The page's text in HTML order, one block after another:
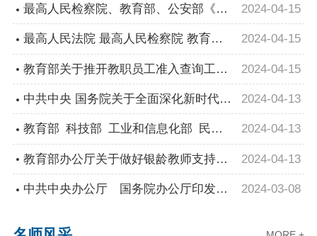
年教师队伍建设的指导意见
最高人民检察院、教育部、公安部《关
于建立教职员工准入查询性侵违法犯罪
信息制度的意见》
2024-04-15
最高人民法院 最高人民检察院 教育部
印发《关于落实从业禁止制度的意见》
的通知
2024-04-15
教育部关于推开教职员工准入查询工作
的通知
2024-04-15
中共中央 国务院关于全面深化新时代教
师队伍建设改革的意见
2024-04-13
教育部 科技部 工业和信息化部 民政
部 财政部 人力资源社会保障部 国家卫
生健康委 国家医保局 中国科学院 中国
2024-04-13
教育部办公厅关于做好银龄教师支持民
办教育行动实施工作的通知
2024-04-13
中共中央办公厅 国务院办公厅印发 2024-03-08